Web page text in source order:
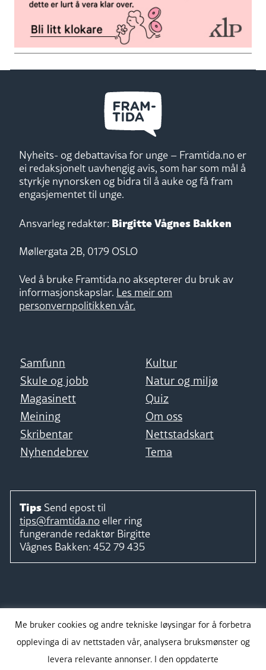
Nyheits- og debattavisa for unge – Framtida.no er
ei redaksjonelt uavhengig avis, som har som mål å
styrkje nynorsken og bidra til å auke og få fram
engasjementet til unge.
Ansvarleg redaktør: Birgitte Vågnes Bakken
Møllergata 2B, 0179 OSLO
Ved å bruke Framtida.no aksepterer du bruk av
informasjonskapslar. Les meir om
personvernpolitikken vår.
Samfunn
Kultur
Skule og jobb
Natur og miljø
Magasinett
Quiz
Meining
Om oss
Skribentar
Nettstadskart
Nyhendebrev
Tema
Tips Send epost til
tips@framtida.no eller ring
fungerande redaktør Birgitte
Vågnes Bakken: 452 79 435
Me bruker cookies og andre tekniske løysingar for å forbetra
opplevinga di av nettstaden vår, analysera bruksmønster og
levera relevante annonser. I den oppdaterte